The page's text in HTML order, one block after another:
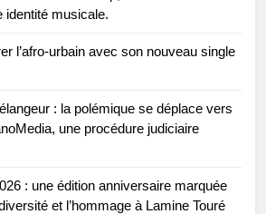
identité musicale.
l’afro-urbain avec son nouveau single
: la polémique se déplace vers
une procédure judiciaire
: une édition anniversaire marquée
et l’hommage à Lamine Touré